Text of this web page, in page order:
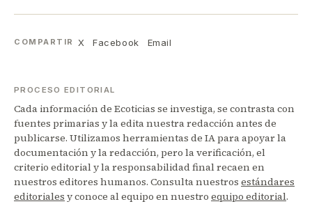
COMPARTIR X Facebook Email
PROCESO EDITORIAL
Cada información de Ecoticias se investiga, se contrasta con
fuentes primarias y la edita nuestra redacción antes de
publicarse. Utilizamos herramientas de IA para apoyar la
documentación y la redacción, pero la verificación, el
criterio editorial y la responsabilidad final recaen en
nuestros editores humanos. Consulta nuestros estándares
editoriales y conoce al equipo en nuestro equipo editorial.